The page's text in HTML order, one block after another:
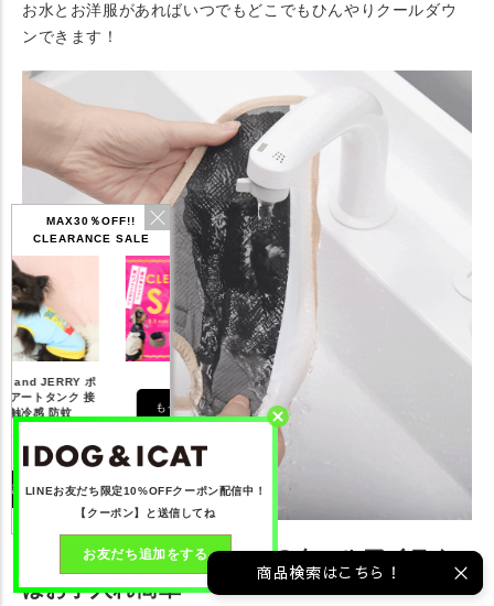
MAX30％OFF!!
CLEARANCE SALE
もっと見る
お水とお洋服があればいつでもどこでもひんやりクールダウ
ンできます！
水をまとうような新感覚のクールアイテム
はお手入れ簡単
LINEお友だち限定10%OFFクーポン配信中！
【クーポン】と送信してね
お友だち追加をする
商品検索はこちら！